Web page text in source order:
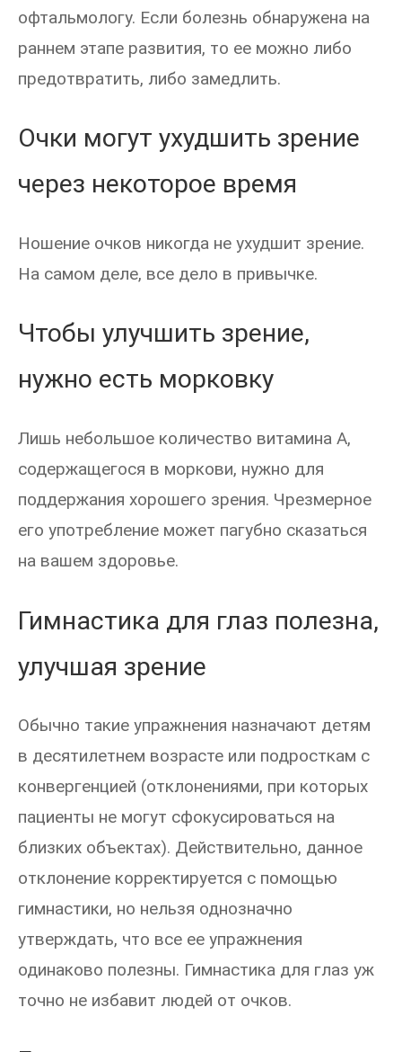
офтальмологу. Если болезнь обнаружена на
раннем этапе развития, то ее можно либо
предотвратить, либо замедлить.
Очки могут ухудшить зрение
через некоторое время
Ношение очков никогда не ухудшит зрение.
На самом деле, все дело в привычке.
Чтобы улучшить зрение,
нужно есть морковку
Лишь небольшое количество витамина A,
содержащегося в моркови, нужно для
поддержания хорошего зрения. Чрезмерное
его употребление может пагубно сказаться
на вашем здоровье.
Гимнастика для глаз полезна,
улучшая зрение
Обычно такие упражнения назначают детям
в десятилетнем возрасте или подросткам с
конвергенцией (отклонениями, при которых
пациенты не могут сфокусироваться на
близких объектах). Действительно, данное
отклонение корректируется с помощью
гимнастики, но нельзя однозначно
утверждать, что все ее упражнения
одинаково полезны. Гимнастика для глаз уж
точно не избавит людей от очков.